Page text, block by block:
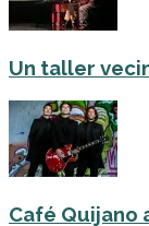
Un taller
Café Quijano